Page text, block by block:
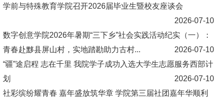
学前与特殊教育学院召开2026届毕业生暨校友座谈会
2026-07-10
数字创意学院2026年暑期“三下乡”社会实践活动纪实（一）：
青春赴黟县屏山村，实地踏勘助力古村...
2026-07-10
“疆”途启程 志在千里 我院学子成功入选大学生志愿服务西部计
划
2026-07-10
社彩缤纷耀青春 嘉年盛放筑华章 学院第三届社团嘉年华顺利